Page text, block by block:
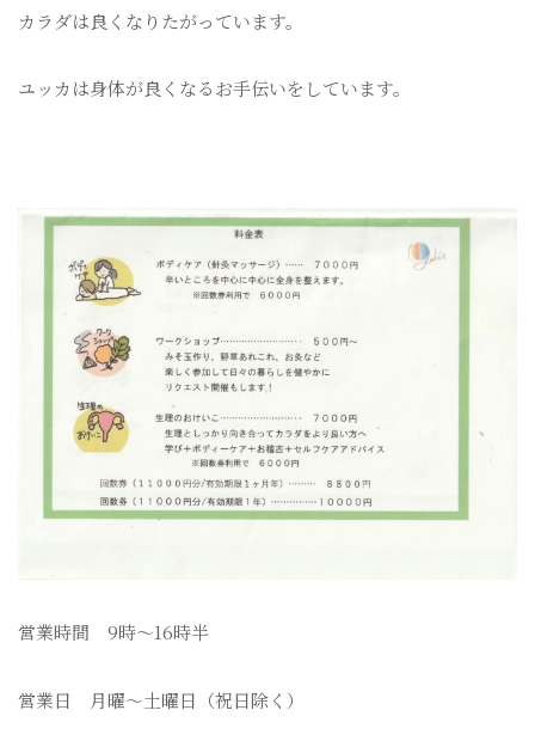
カラダは良くなりたがっています。
ユッカは身体が良くなるお手伝いをしています。
営業時間 9時〜16時半
営業日 月曜〜土曜日（祝日除く）